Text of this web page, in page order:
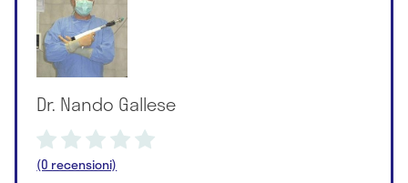
Dr. Nando Gallese
(0 recensioni)